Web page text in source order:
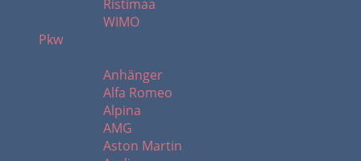
Ristimaa
WIMO
Pkw
Anhänger
Alfa Romeo
Alpina
AMG
Aston Martin